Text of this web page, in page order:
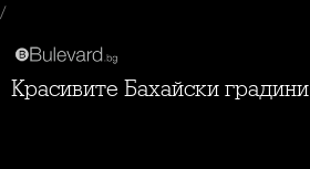
/
Красивите Бахайски градини